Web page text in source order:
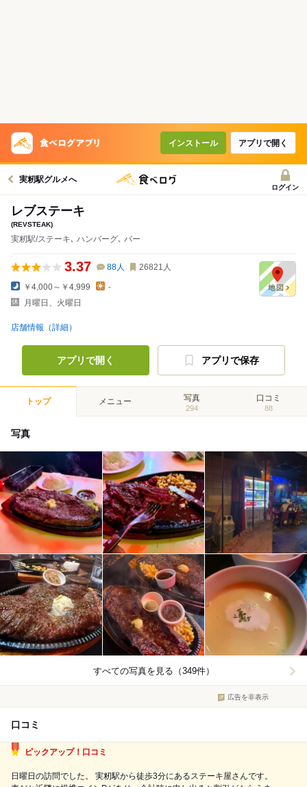
インストール アプリで開く
実籾駅グルメへ
ログイン
レブステーキ
(REVSTEAK)
実籾駅/ステーキ､ ハンバーグ､ バー
3.37 88人 26821 人
￥4,000～￥4,999
-
月曜日、火曜日
店舗情報（詳細）
アプリで開く アプリで保存
トップ メニュー 写真
294
口コミ
88
写真
すべての写真を見る（349件）
広告を非表示
口コミ
ピックアップ！口コミ
日曜日の訪問でした。 実籾駅から徒歩3分にあるステーキ屋さんです。